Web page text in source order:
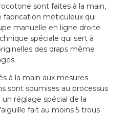
sont faites à la main,
fabrication méticuleux qui
manuelle en ligne droite
spéciale qui sert à
des draps même
à la main aux mesures
sont soumises au processus
réglage spécial de la
fait au moins 5 trous